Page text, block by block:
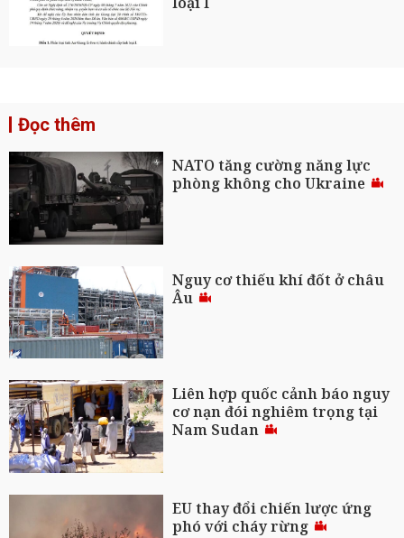
Đọc thêm
NATO tăng cường năng lực
phòng không cho Ukraine
Nguy cơ thiếu khí đốt ở châu
Âu
Liên hợp quốc cảnh báo nguy
cơ nạn đói nghiêm trọng tại
Nam Sudan
EU thay đổi chiến lược ứng
phó với cháy rừng